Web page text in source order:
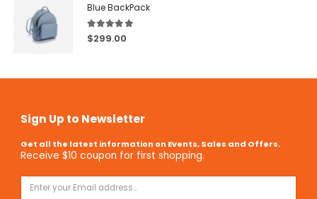
Blue BackPack
5.00out of 5
$299.00
Sign Up to Newsletter
Get all the latest information on Events, Sales and Offers.
Receive $10 coupon for first shopping.